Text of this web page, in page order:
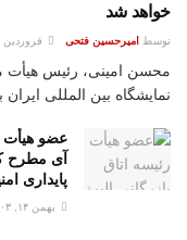
خواهد شد
توسط امیرحسین فتحی فروردین ۲۳, ۱۴۰۴
محسن امینی، رئیس هیأت
نمایشگاه بین المللی ایران
عضو هیأت
آی مطرح
پایداری
بهمن ۱۴, ۱۴۰۳